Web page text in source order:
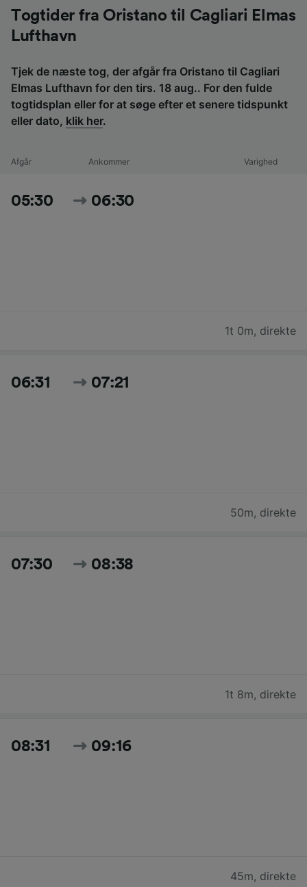
Togtider fra Oristano til Cagliari Elmas
Lufthavn
Tjek de næste tog, der afgår fra Oristano til Cagliari
Elmas Lufthavn for den tirs. 18 aug.. For den fulde
togtidsplan eller for at søge efter et senere tidspunkt
eller dato, klik her.
Afgår Ankommer Varighed
05:30 06:30
1t 0m, direkte
06:31 07:21
50m, direkte
07:30 08:38
1t 8m, direkte
08:31 09:16
45m, direkte